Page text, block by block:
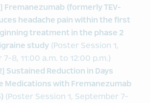
Fremanezumab (formerly TEV-
headache pain within the first
treatment in the phase 2
study (Poster Session 1,
8, 11:00 a.m. to 12:00 p.m.)
Sustained Reduction in Days
Medications with Fremanezumab
(Poster Session 1, September 7-